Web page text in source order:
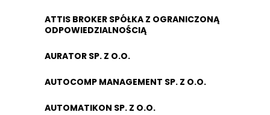
ATTIS BROKER SPÓŁKA Z OGRANICZONĄ
ODPOWIEDZIALNOŚCIĄ
AURATOR SP. Z O.O.
AUTOCOMP MANAGEMENT SP. Z O.O.
AUTOMATIKON SP. Z O.O.